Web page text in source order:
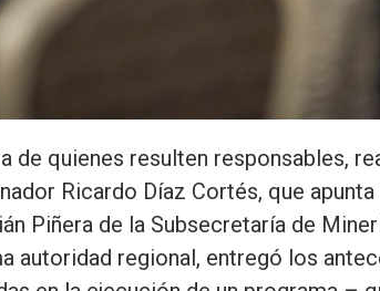
de quienes resulten responsables,
Ricardo Díaz Cortés, que
Piñera de la Subsecretaría de
autoridad regional, entregó los